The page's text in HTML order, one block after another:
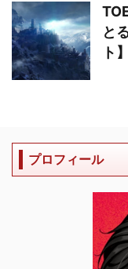
と
ト】
プロフィール